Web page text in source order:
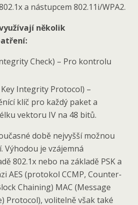
a nástupcem 802.11i/WPA2.
několik
Check) – Pro kontrolu
Integrity Protocol) –
klíč pro každý paket a
vektoru IV na 48 bitů.
době nejvyšší možnou
Výhodou je vzájemná
802.1x nebo na základě PSK a
AES (protokol CCMP, Counter-
Chaining) MAC (Message
Protocol), volitelně však také